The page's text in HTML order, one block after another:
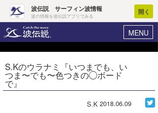
波伝説 サーフィン波情報
波の情報を波伝説アプリでみる
開く
MENU
ヘルプ マイホーム
ログイン
S.Kのウラナミ『いつまでも、い
つま〜でも〜色つきの◯ボード
で』
S.K 2018.06.09
Core Surf Japan